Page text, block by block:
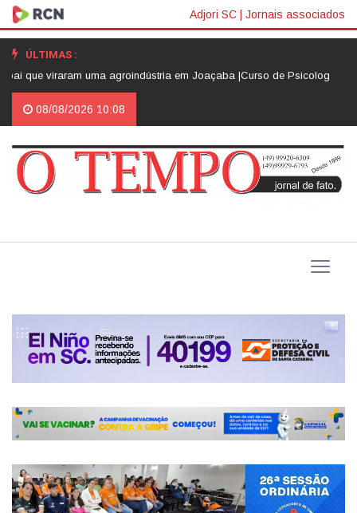
Adjori SC | Jornais associados
ÚLTIMAS :
viraram uma agroindústria em Joaçaba |Curso de Psicologia da
08/08/2026 10:08